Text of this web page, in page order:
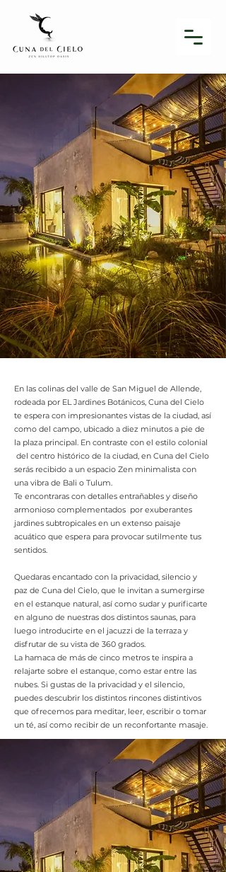
En las colinas del valle de San Miguel de Allende,
rodeada por EL Jardines Botánicos, Cuna del Cielo
te espera con impresionantes vistas de la ciudad, así
como del campo, ubicado a diez minutos a pie de
la plaza principal. En contraste con el estilo colonial
del centro histórico de la ciudad, en Cuna del Cielo
serás recibido a un espacio Zen minimalista con
una vibra de Bali o Tulum.
Te encontraras con detalles entrañables y diseño
armonioso complementados por exuberantes
jardines subtropicales en un extenso paisaje
acuático que espera para provocar sutilmente tus
sentidos.
Quedaras encantado con la privacidad, silencio y
paz de Cuna del Cielo, que le invitan a sumergirse
en el estanque natural, así como sudar y purificarte
en alguno de nuestras dos distintos saunas, para
luego introducirte en el jacuzzi de la terraza y
disfrutar de su vista de 360 grados.
La hamaca de más de cinco metros te inspira a
relajarte sobre el estanque, como estar entre las
nubes. Si gustas de la privacidad y el silencio,
puedes descubrir los distintos rincones distintivos
que ofrecemos para meditar, leer, escribir o tomar
un té, así como recibir de un reconfortante masaje.